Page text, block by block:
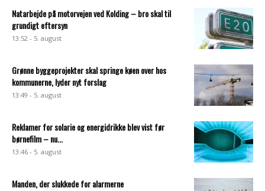
Natarbejde på motorvejen ved Kolding – bro skal til
grundigt eftersyn
13:52 - 5. august
Grønne byggeprojekter skal springe køen over hos
kommunerne, lyder nyt forslag
13:49 - 5. august
Reklamer for solarie og energidrikke blev vist før
børnefilm – nu...
13:46 - 5. august
Manden, der slukkede for alarmerne